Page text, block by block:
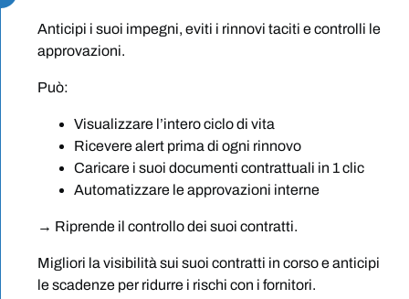
Anticipi i suoi impegni, eviti i rinnovi taciti e controlli le
approvazioni.
Può:
Visualizzare l’intero ciclo di vita
Ricevere alert prima di ogni rinnovo
Caricare i suoi documenti contrattuali in 1 clic
Automatizzare le approvazioni interne
→ Riprende il controllo dei suoi contratti.
Migliori la visibilità sui suoi contratti in corso e anticipi
le scadenze per ridurre i rischi con i fornitori.